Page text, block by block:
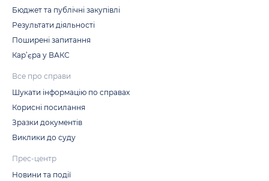
Бюджет та публічні закупівлі
Результати діяльності
Поширені запитання
Кар’єра у ВАКС
Все про справи
Шукати інформацію по справах
Корисні посилання
Зразки документів
Виклики до суду
Прес-центр
Новини та події